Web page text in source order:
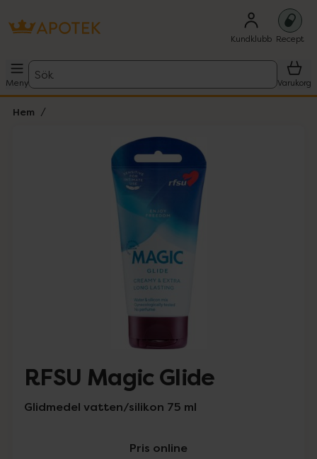
Kundklubb Recept
Meny
Sök
Varukorg
Hem
Lista: . Innehåller 1 objekt.
RFSU Magic Glide
Glidmedel vatten/silikon 75 ml
Pris online